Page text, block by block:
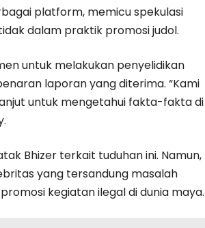
platform, memicu spekulasi
dalam praktik promosi judol.
untuk melakukan penyelidikan
laporan yang diterima. “Kami
untuk mengetahui fakta-fakta di
Bhizer terkait tuduhan ini. Namun,
yang tersandung masalah
kegiatan ilegal di dunia maya.